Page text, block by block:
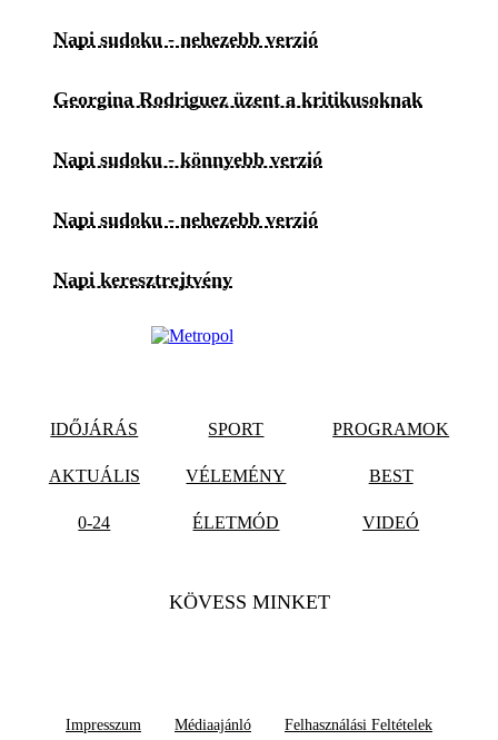
Napi sudoku - nehezebb verzió
Georgina Rodriguez üzent a kritikusoknak
Napi sudoku - könnyebb verzió
Napi sudoku - nehezebb verzió
Napi keresztrejtvény
IDŐJÁRÁS SPORT PROGRAMOK
AKTUÁLIS VÉLEMÉNY BEST
0-24 ÉLETMÓD VIDEÓ
KÖVESS MINKET
Impresszum Médiaajánló Felhasználási Feltételek